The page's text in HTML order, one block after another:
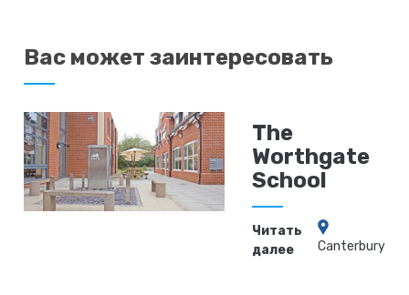
Вас может заинтересовать
The
Worthgate
School
Читать
далее
Canterbury